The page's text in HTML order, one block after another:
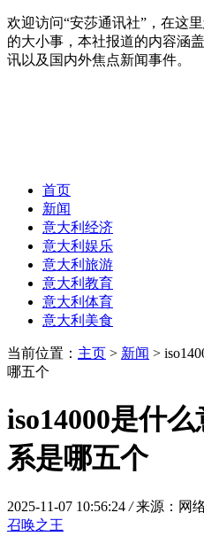
欢迎访问“安莎通讯社”，在这
的大小事，本社报道的内容涵
讯以及国内外焦点新闻事件。
首页
新闻
意大利经济
意大利娱乐
意大利旅游
意大利教育
意大利体育
意大利美食
当前位置： 主页 > 新闻 >
哪五个
iso14000是什
系是哪五个
2025-11-07 10:56:24 / 来源：网
召唤之王